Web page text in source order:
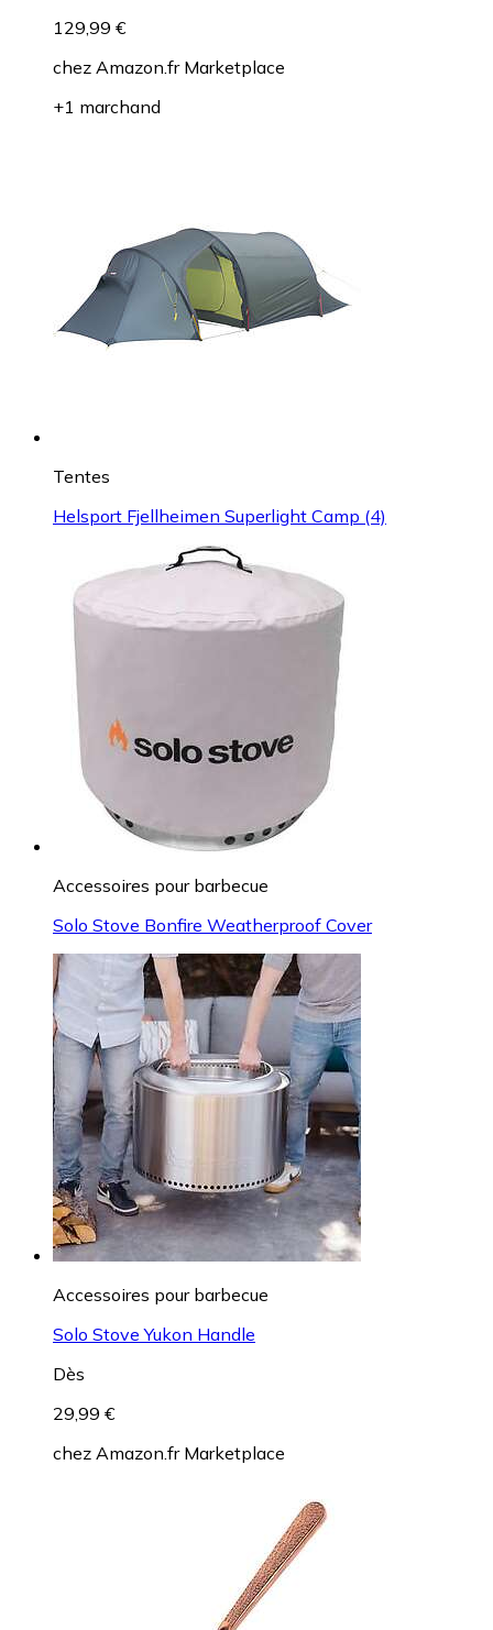
129,99 €
chez Amazon.fr Marketplace
+1 marchand
Tentes
Helsport Fjellheimen Superlight Camp (4)
Accessoires pour barbecue
Solo Stove Bonfire Weatherproof Cover
Accessoires pour barbecue
Solo Stove Yukon Handle
Dès
29,99 €
chez Amazon.fr Marketplace